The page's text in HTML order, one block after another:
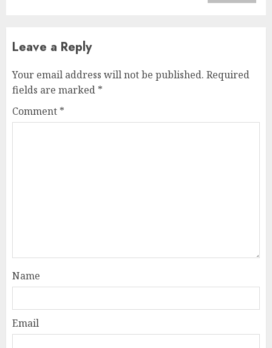
Leave a Reply
Your email address will not be published. Required
fields are marked *
Comment *
Name
Email